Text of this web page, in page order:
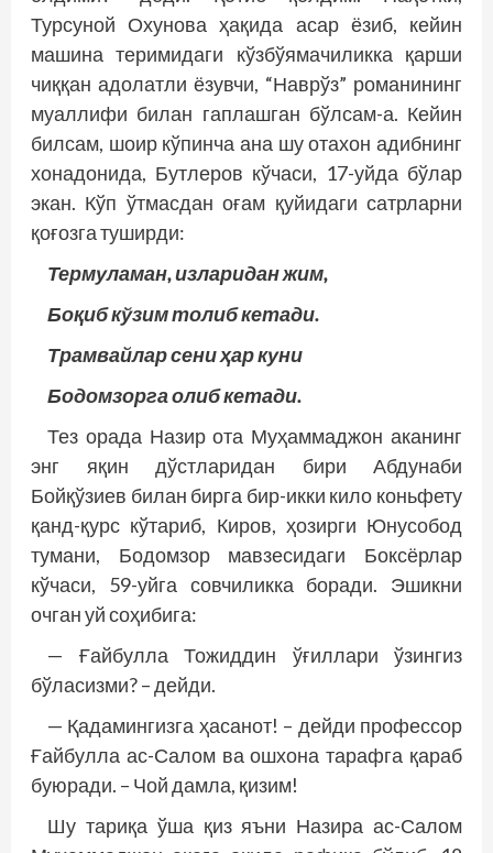
Турсуной Охунова ҳақида асар ёзиб, кейин
машина теримидаги кўзбўямачиликка қарши
чиққан адолатли ёзувчи, “Наврўз” романининг
муаллифи билан гап­лашган бўлсам-а. Кейин
билсам, шоир кўпинча ана шу отахон адибнинг
хонадонида, Бутлеров кўчаси, 17-уйда бўлар
экан. Кўп ўтмасдан оғам қуйидаги сатрларни
қоғозга туширди:
Термуламан, изларидан жим,
Боқиб кўзим толиб кетади.
Трамвайлар сени ҳар куни
Бодомзорга олиб кетади.
Тез орада Назир ота Муҳаммаджон аканинг
энг яқин дўстларидан бири Абдунаби
Бойқўзиев билан бирга бир-икки кило коньфету
қанд-қурс кўтариб, Киров, ҳозирги Юнусобод
тумани, Бодомзор мавзесидаги Боксёрлар
кўчаси, 59-уйга совчиликка боради. Эшикни
очган уй соҳибига:
— Ғайбулла Тожиддин ўғиллари ўзингиз
бўласизми? – дейди.
— Қадамингизга ҳасанот! – дейди профессор
Ғайбулла ас-Салом ва ошхона тарафга қараб
буюради. – Чой дамла, қизим!
Шу тариқа ўша қиз яъни Назира ас-Салом